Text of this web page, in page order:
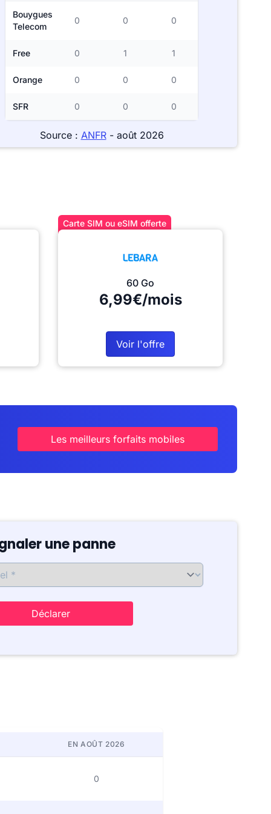
Bouygues
Telecom
0 0 0
Free 0 1 1
Orange 0 0 0
SFR 0 0 0
Source : ANFR- août 2026
Carte SIM ou eSIM offerte
60 Go
6,99€/mois
Voir l'offre
Les meilleurs forfaits mobiles
une panne
Déclarer
EN AOÛT 2026
0